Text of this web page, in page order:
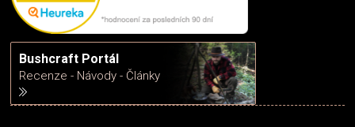
Bushcraft Portál
Recenze - Návody - Články